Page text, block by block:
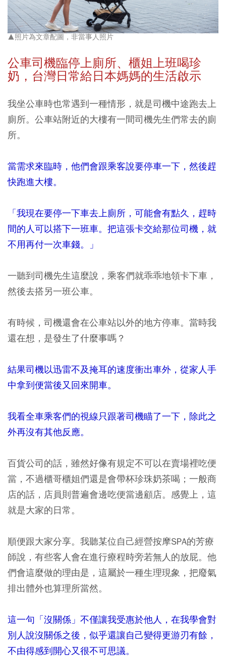
▲照片為文章配圖，非當事人照片
公車司機臨停上廁所、櫃姐上班喝珍
奶，台灣日常給日本媽媽的生活啟示
我坐公車時也常遇到一種情形，就是司機中途跑去上
廁所。公車站附近的大樓有一間司機先生們常去的廁
所。
當需求來臨時，他們會跟乘客說要停車一下，然後趕
快跑進大樓。
「我現在要停一下車去上廁所，可能會有點久，趕時
間的人可以搭下一班車。把這張卡交給那位司機，就
不用再付一次車錢。」
一聽到司機先生這麼說，乘客們就乖乖地領卡下車，
然後去搭另一班公車。
有時候，司機還會在公車站以外的地方停車。當時我
還在想，是發生了什麼事嗎？
結果司機以迅雷不及掩耳的速度衝出車外，從家人手
中拿到便當後又回來開車。
我看全車乘客們的視線只跟著司機瞄了一下，除此之
外再沒有其他反應。
百貨公司的話，雖然好像有規定不可以在賣場裡吃便
當，不過櫃哥櫃姐們還是會帶杯珍珠奶茶喝；一般商
店的話，店員則普遍會邊吃便當邊顧店。感覺上，這
就是大家的日常。
順便跟大家分享。我聽某位自己經營按摩SPA的芳療
師說，有些客人會在進行療程時旁若無人的放屁。他
們會這麼做的理由是，這屬於一種生理現象，把廢氣
排出體外也算理所當然。
這一句「沒關係」不僅讓我受惠於他人，在我學會對
別人說沒關係之後，似乎還讓自己變得更游刃有餘，
不由得感到開心又很不可思議。